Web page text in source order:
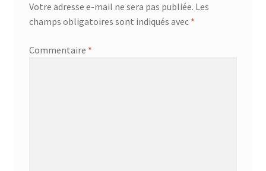
Votre adresse e-mail ne sera pas publiée. Les
champs obligatoires sont indiqués avec *
Commentaire *